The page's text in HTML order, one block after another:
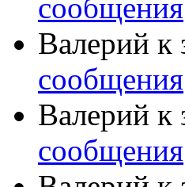
сообщения
Валерий к
сообщения
Валерий к
сообщения